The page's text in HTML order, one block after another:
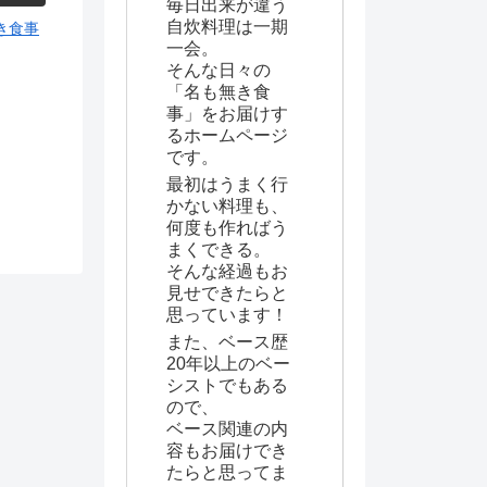
食事
毎日出来が違う
自炊料理は一期
一会。
そんな日々の
「名も無き食
事」をお届けす
るホームページ
です。
最初はうまく行
かない料理も、
何度も作ればう
まくできる。
そんな経過もお
見せできたらと
思っています！
また、ベース歴
20年以上のベー
シストでもある
ので、
ベース関連の内
容もお届けでき
たらと思ってま